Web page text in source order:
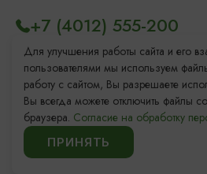
Площадь Победы, 1 Закрыто
ул. Октябрьская, 2/3 Закрыто
+7 (4012) 555-200
8 (800) 200-55-39
info@visit-
Для улучшения работы сайта и его
пользователями мы используем
работу с сайтом, Вы разрешаете
Вы всегда можете отключить файлы
браузера. Согласие на обработку
ПРИНЯТЬ